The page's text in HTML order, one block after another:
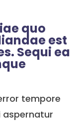
quo
est
Sequi ea
tempore
aspernatur